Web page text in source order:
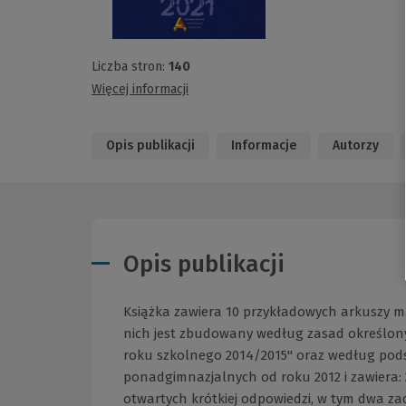
Liczba stron: 140
Więcej informacji
Opis publikacji Informacje Autorzy
Opis publikacji
Książka zawiera 10 przykładowych
nich jest zbudowany według zasad
roku szkolnego 2014/2015" oraz według
ponadgimnazjalnych od roku 2012 i
otwartych krótkiej odpowiedzi, w tym dwa